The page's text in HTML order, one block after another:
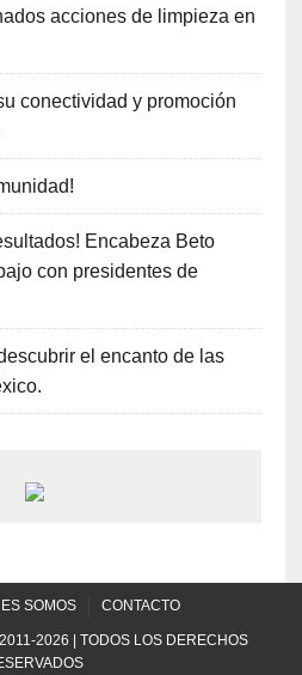
acciones de limpieza en
conectividad y promoción
Encabeza Beto
con presidentes de
el encanto de las
SOMOS CONTACTO
2026 | TODOS LOS DERECHOS